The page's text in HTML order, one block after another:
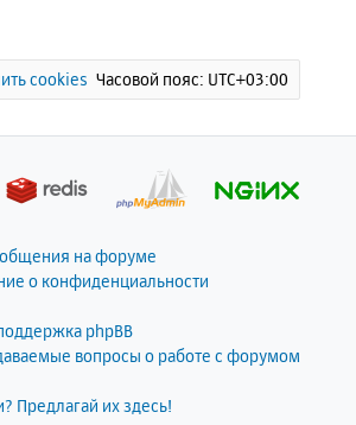
т
с
а
Часовой пояс: UTC+03:00
cookies
на форуме
о конфиденциальности
phpBB
вопросы о работе с форумом
Предлагай их здесь!